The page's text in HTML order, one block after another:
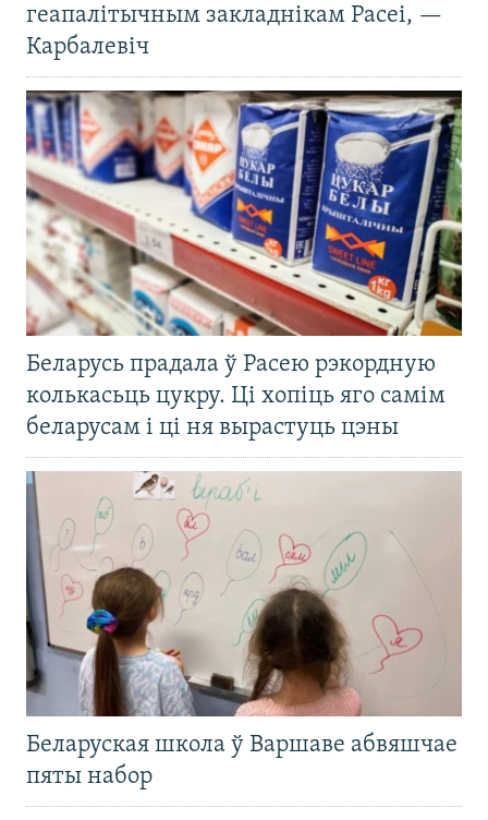
геапалітычным закладнікам Расеі, —
Карбалевіч
Беларусь прадала ў Расею рэкордную
колькасьць цукру. Ці хопіць яго самім
беларусам і ці ня вырастуць цэны
Беларуская школа ў Варшаве абвяшчае
пяты набор